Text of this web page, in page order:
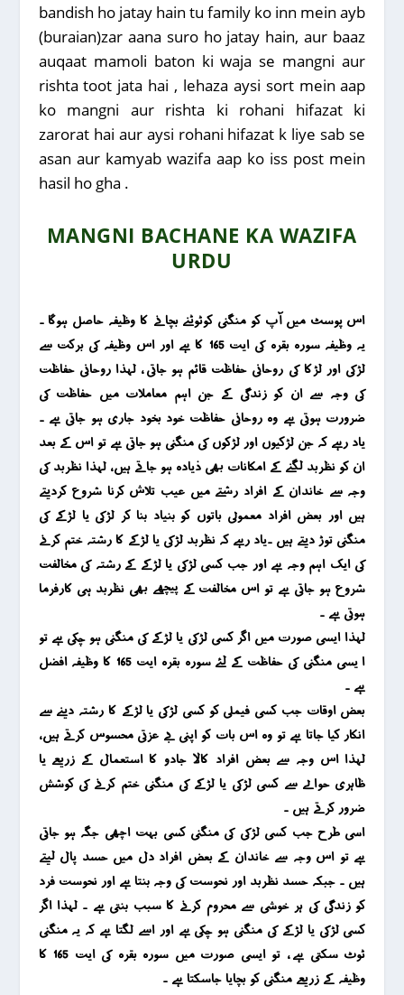
bandish ho jatay hain tu family ko inn mein ayb
(buraian)zar aana suro ho jatay hain, aur baaz
auqaat mamoli baton ki waja se mangni aur
rishta toot jata hai , lehaza aysi sort mein aap
ko mangni aur rishta ki rohani hifazat ki
zarorat hai aur aysi rohani hifazat k liye sab se
asan aur kamyab wazifa aap ko iss post mein
hasil ho gha .
MANGNI BACHANE KA WAZIFA
URDU
اس پوسٹ میں آپ کو منگنی کوٹوٹنے بچانے کا وظیفہ حاصل ہوگا ۔
یہ وظیفہ سورہ بقرہ کی ایت 165 کا ہے اور اس وظیفہ کی برکت سے
لڑکی اور لڑکا کی روحانی حفاظت قائم ہو جاتی ، لہذا روحانی حفاظت
کی وجہ سے ان کو زندگی کے جن اہم معاملات میں حفاظت کی
ضرورت ہوتی ہے وہ روحانی حفاظت خود بخود جاری ہو جاتی ہے ۔
یاد رہے کہ جن لڑکیوں اور لڑکوں کی منگنی ہو جاتی ہے تو اس کے بعد
ان کو نظربد لگنے کے امکانات بھی ذیادہ ہو جاتے ہیں ، لہذا نظربد کی
وجہ سے خاندان کے افراد رشتے میں عیب تلاش کرنا شروع کردیتے
ہیں اور بعض افراد معمولی باتوں کو بنیاد بنا کر لڑکی یا لڑکے کی
منگنی توڑ دیتے ہیں ۔یاد رہے کہ نظربد لڑکی یا لڑکے کا رشتہ ختم کرنے
کی ایک اہم وجہ ہے اور جب کسی لڑکی یا لڑکے کے رشتہ کی مخالفت
شروع ہو جاتی ہے تو اس مخالفت کے پیچھے بھی نظربد ہی کارفرما
ہوتی ہے ۔
لہذا ایسی صورت میں اگر کسی لڑکی یا لڑکے کی منگنی ہو چکی ہے تو
ا یسی منگنی کی حفاظت کے لئے سورہ بقرہ ایت 165 کا وظیفہ افضل
ہے ۔
بعض اوقات جب کسی فیملی کو کسی لڑکی یا لڑکے کا رشتہ دینے سے
انکار کیا جاتا ہے تو وہ اس بات کو اپنی بے عزتی محسوس کرتے ہیں ،
لہذا اس وجہ سے بعض افراد کالا جادو کا استعمال کے زریعے یا
ظاہری حوالے سے کسی لڑکی یا لڑکے کی منگنی ختم کرنے کی کوشش
ضرور کرتے ہیں ۔
اسی طرح جب کسی لڑکی کی منگنی کسی بہت اچھی جگہ ہو جاتی
ہے تو اس وجہ سے خاندان کے بعض افراد دل میں حسد پال لیتے
ہیں ۔ جبکہ حسد نظربد اور نحوست کی وجہ بنتا ہے اور نحوست فرد
کو زندگی کی ہر خوشی سے محروم کرنے کا سبب بنتی ہے ۔ لہذا اگر
کسی لڑکی یا لڑکے کی منگنی ہو چکی ہے اور اسے لگتا ہے کہ یہ منگنی
ٹوٹ سکتی ہے ، تو ایسی صؤرت میں سورہ بقرہ کی ایت 165 کا
وظیفہ کے زریعے منگنی کو بچایا جاسکتا ہے ۔